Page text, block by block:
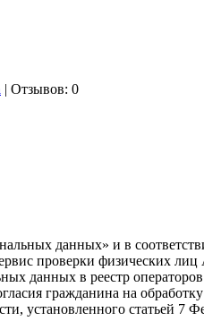
| Отзывов: 0
данных» и в
проверки физических
данных в реестр
гражданина на
установленного статьей 7